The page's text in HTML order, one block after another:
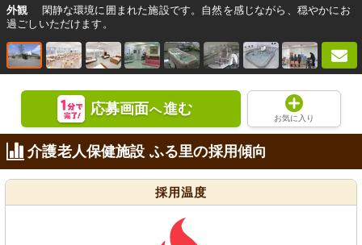
外観
閑静な環境に囲まれた施設です。自然を感じながら、穏やかにお
過ごしいただけます。
応募画面へ進む
お気に入り
介護老人保健施設 ふる里の採用傾向
採用温度